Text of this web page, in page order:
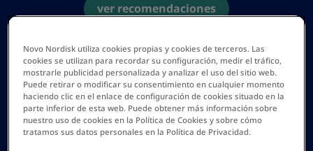
ver recomendaciones
Nuevo cálculo
Novo Nordisk utiliza cookies propias y cookies de terceros. Las
cookies se utilizan para recordar su configuración, medir el tráfico,
mostrarle publicidad personalizada y analizar el uso del sitio web.
Puede retirar o modificar su consentimiento en cualquier momento
haciendo clic en el enlace de configuración de cookies situado en la
parte inferior de esta web. Puede obtener más información sobre
nuestro uso de cookies en la Política de Cookies y sobre cómo
tratamos sus datos personales en la Política de Privacidad.